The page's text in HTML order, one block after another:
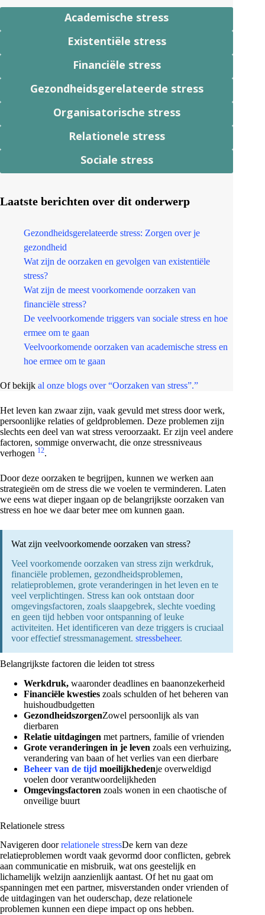
Academische stress
Existentiële stress
Financiële stress
Gezondheidsgerelateerde stress
Organisatorische stress
Relationele stress
Sociale stress
Laatste berichten over dit onderwerp
Gezondheidsgerelateerde stress: Zorgen over je
gezondheid
Wat zijn de oorzaken en gevolgen van existentiële
stress?
Wat zijn de meest voorkomende oorzaken van
financiële stress?
De veelvoorkomende triggers van sociale stress en hoe
ermee om te gaan
Veelvoorkomende oorzaken van academische stress en
hoe ermee om te gaan
Of bekijk al onze blogs over “Oorzaken van stress”.”
Het leven kan zwaar zijn, vaak gevuld met stress door werk,
persoonlijke relaties of geldproblemen. Deze problemen zijn
slechts een deel van wat stress veroorzaakt. Er zijn veel andere
factoren, sommige onverwacht, die onze stressniveaus
verhogen 12.
Door deze oorzaken te begrijpen, kunnen we werken aan
strategieën om de stress die we voelen te verminderen. Laten
we eens wat dieper ingaan op de belangrijkste oorzaken van
stress en hoe we daar beter mee om kunnen gaan.
Wat zijn veelvoorkomende oorzaken van stress?
Veel voorkomende oorzaken van stress zijn werkdruk,
financiële problemen, gezondheidsproblemen,
relatieproblemen, grote veranderingen in het leven en te
veel verplichtingen. Stress kan ook ontstaan door
omgevingsfactoren, zoals slaapgebrek, slechte voeding
en geen tijd hebben voor ontspanning of leuke
activiteiten. Het identificeren van deze triggers is cruciaal
voor effectief stressmanagement. stressbeheer.
Belangrijkste factoren die leiden tot stress
Werkdruk, waaronder deadlines en baanonzekerheid
Financiële kwesties zoals schulden of het beheren van
huishoudbudgetten
GezondheidszorgenZowel persoonlijk als van
dierbaren
Relatie uitdagingen met partners, familie of vrienden
Grote veranderingen in je leven zoals een verhuizing,
verandering van baan of het verlies van een dierbare
Beheer van de tijd moeilijkhedenje overweldigd
voelen door verantwoordelijkheden
Omgevingsfactoren zoals wonen in een chaotische of
onveilige buurt
Relationele stress
Navigeren doorrelationele stressDe kern van deze
relatieproblemen wordt vaak gevormd door conflicten, gebrek
aan communicatie en misbruik, wat ons geestelijk en
lichamelijk welzijn aanzienlijk aantast. Of het nu gaat om
spanningen met een partner, misverstanden onder vrienden of
de uitdagingen van het ouderschap, deze relationele
problemen kunnen een diepe impact op ons hebben.